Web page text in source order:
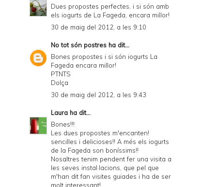
y
a
d
P
Dues propostes perfectes, i si són amb
els iogurts de La Fageda, encara millor!
30 de maig del 2012, a les 9:10
No tot són postres ha dit...
Bones propostes i si són iogurts La
Fageda encara millor!
PTNTS
Dolça
30 de maig del 2012, a les 9:43
Laura ha dit...
Bones!!!
Les dues propostes m'encanten!
sencilles i delicioses!! A més els iogurts
de la Fageda son boníssims!!
Nosaltres tenim pendent fer una visita a
les seves instal·lacions, que pel que
m'han dit fan visites guiades i ha de ser
molt interessant!